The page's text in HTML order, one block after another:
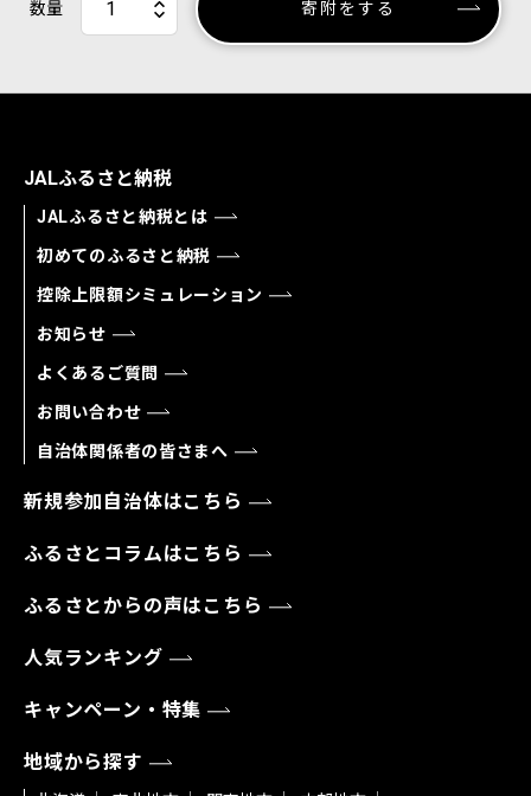
数量 寄附をする
JALふるさと納税
JALふるさと納税とは
初めてのふるさと納税
控除上限額シミュレーション
お知らせ
よくあるご質問
お問い合わせ
自治体関係者の皆さまへ
新規参加自治体はこちら
ふるさとコラムはこちら
ふるさとからの声はこちら
人気ランキング
キャンペーン・特集
地域から探す